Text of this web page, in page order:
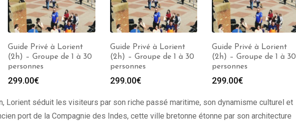
Guide Privé à Lorient
(2h) – Groupe de 1 à 30
personnes
299.00€
Guide Privé à Lorient
(2h) – Groupe de 1 à 30
personnes
299.00€
Guide Privé à Lorient
(2h) – Groupe de 1 à 30
personnes
299.00€
Lorient séduit les visiteurs par son riche passé maritime, son dynamisme culturel et
port de la Compagnie des Indes, cette ville bretonne étonne par son architecture